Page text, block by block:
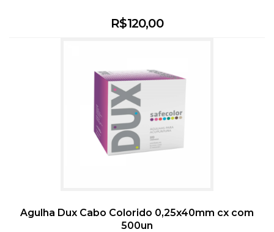
R$120,00
Agulha Dux Cabo Colorido 0,25x40mm cx com
500un